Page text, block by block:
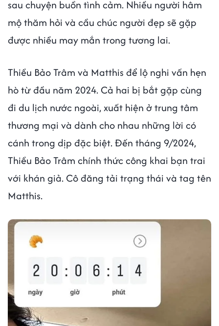
sau chuyện buồn tình cảm. Nhiều người hâm
mộ thăm hỏi và cầu chúc người đẹp sẽ gặp
được nhiều may mắn trong tương lai.
Thiều Bảo Trâm và Matthis để lộ nghi vấn hẹn
hò từ đầu năm 2024. Cả hai bị bắt gặp cùng
đi du lịch nước ngoài, xuất hiện ở trung tâm
thương mại và dành cho nhau những lời có
cánh trong dịp đặc biệt. Đến tháng 9/2024,
Thiều Bảo Trâm chính thức công khai bạn trai
với khán giả. Cô đăng tải trạng thái và tag tên
Matthis.